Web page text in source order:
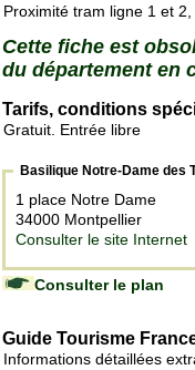
Proximité tram ligne 1 et
Cette fiche est
du département en
Tarifs, conditions
Gratuit. Entrée libre
Basilique Notre-Dame des
1 place Notre Dame
34000 Montpellier
Consulter le site Internet
Consulter le plan
Guide Tourisme
Informations détaillées